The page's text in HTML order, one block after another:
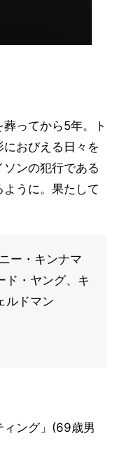
ってから5年。ト
におびえる日々を
ンの犯行である
うに。果たして
ー・キンナマ
ド・ヤング、キ
ルドマン
ィング」(69歳男